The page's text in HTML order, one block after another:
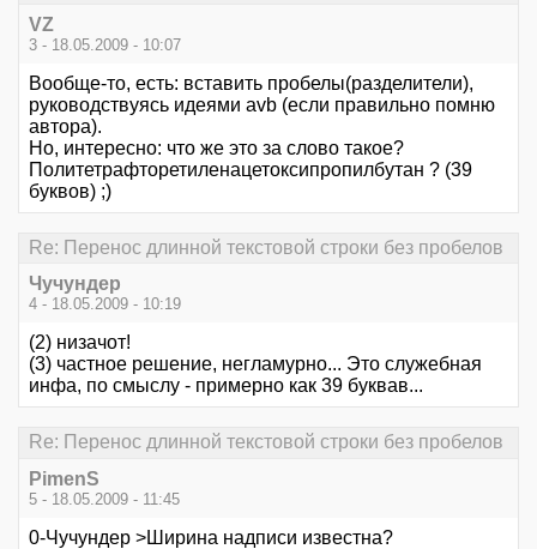
VZ
3 - 18.05.2009 - 10:07
Вообще-то, есть: вставить пробелы(разделители),
руководствуясь идеями avb (если правильно помню
автора).
Но, интересно: что же это за слово такое?
Политетрафторетиленацетоксипропилбутан ? (39
буквов) ;)
Re: Перенос длинной текстовой строки без пробелов
Чучундер
4 - 18.05.2009 - 10:19
(2) низачот!
(3) частное решение, негламурно... Это служебная
инфа, по смыслу - примерно как 39 буквав...
Re: Перенос длинной текстовой строки без пробелов
PimenS
5 - 18.05.2009 - 11:45
0-Чучундер >Ширина надписи известна?